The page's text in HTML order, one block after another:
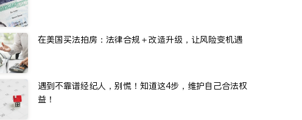
在美国买法拍房：法律合规＋改造升级，让风险变机遇
遇到不靠谱经纪人，别慌！知道这4步，维护自己合法权
益！